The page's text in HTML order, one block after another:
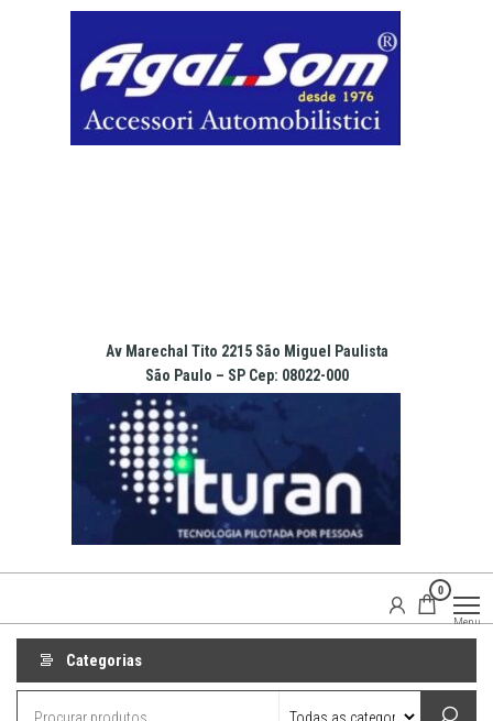
Av Marechal Tito 2215 São Miguel Paulista
São Paulo – SP Cep: 08022-000
0
Menu
Categorias